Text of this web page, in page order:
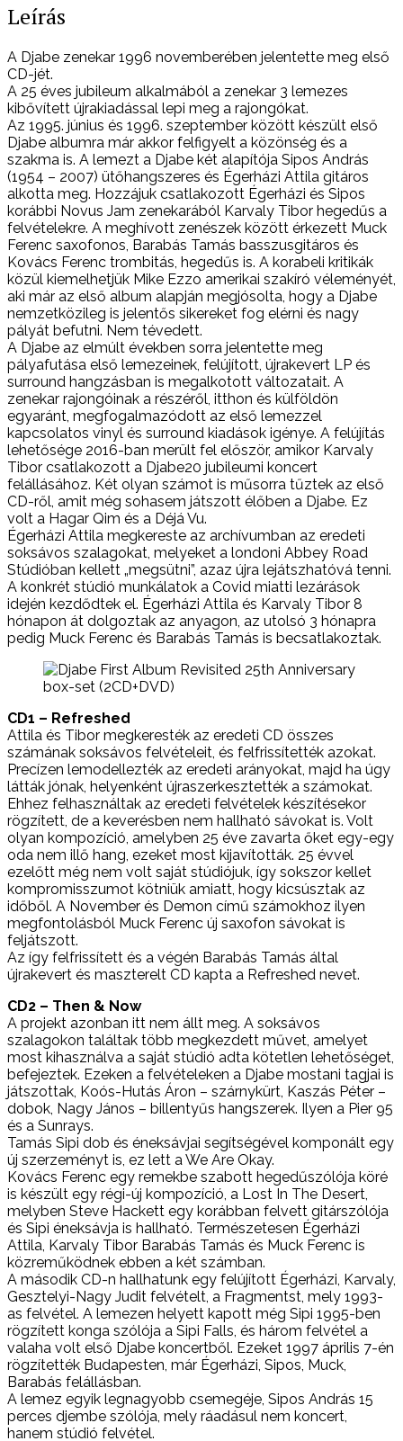
Leírás
A Djabe zenekar 1996 novemberében jelentette meg első
CD-jét.
A 25 éves jubileum alkalmából a zenekar 3 lemezes
kibővített újrakiadással lepi meg a rajongókat.
Az 1995. június és 1996. szeptember között készült első
Djabe albumra már akkor felfigyelt a közönség és a
szakma is. A lemezt a Djabe két alapítója Sipos András
(1954 – 2007) ütőhangszeres és Égerházi Attila gitáros
alkotta meg. Hozzájuk csatlakozott Égerházi és Sipos
korábbi Novus Jam zenekarából Karvaly Tibor hegedűs a
felvételekre. A meghívott zenészek között érkezett Muck
Ferenc saxofonos, Barabás Tamás basszusgitáros és
Kovács Ferenc trombitás, hegedűs is. A korabeli kritikák
közül kiemelhetjük Mike Ezzo amerikai szakíró véleményét,
aki már az első album alapján megjósolta, hogy a Djabe
nemzetközileg is jelentős sikereket fog elérni és nagy
pályát befutni. Nem tévedett.
A Djabe az elmúlt években sorra jelentette meg
pályafutása első lemezeinek, felújított, újrakevert LP és
surround hangzásban is megalkotott változatait. A
zenekar rajongóinak a részéről, itthon és külföldön
egyaránt, megfogalmazódott az első lemezzel
kapcsolatos vinyl és surround kiadások igénye. A felújítás
lehetősége 2016-ban merült fel először, amikor Karvaly
Tibor csatlakozott a Djabe20 jubileumi koncert
felállásához. Két olyan számot is műsorra tűztek az első
CD-ről, amit még sohasem játszott élőben a Djabe. Ez
volt a Hagar Qim és a Déjá Vu.
Égerházi Attila megkereste az archívumban az eredeti
soksávos szalagokat, melyeket a londoni Abbey Road
Stúdióban kellett „megsütni”, azaz újra lejátszhatóvá tenni.
A konkrét stúdió munkálatok a Covid miatti lezárások
idején kezdődtek el. Égerházi Attila és Karvaly Tibor 8
hónapon át dolgoztak az anyagon, az utolsó 3 hónapra
pedig Muck Ferenc és Barabás Tamás is becsatlakoztak.
CD1 – Refreshed
Attila és Tibor megkeresték az eredeti CD összes
számának soksávos felvételeit, és felfrissítették azokat.
Precízen lemodellezték az eredeti arányokat, majd ha úgy
látták jónak, helyenként újraszerkesztették a számokat.
Ehhez felhasználtak az eredeti felvételek készítésekor
rögzített, de a keverésben nem hallható sávokat is. Volt
olyan kompozíció, amelyben 25 éve zavarta őket egy-egy
oda nem illő hang, ezeket most kijavították. 25 évvel
ezelőtt még nem volt saját stúdiójuk, így sokszor kellet
kompromisszumot kötniük amiatt, hogy kicsúsztak az
időből. A November és Demon című számokhoz ilyen
megfontolásból Muck Ferenc új saxofon sávokat is
feljátszott.
Az így felfrissített és a végén Barabás Tamás által
újrakevert és maszterelt CD kapta a Refreshed nevet.
CD2 – Then & Now
A projekt azonban itt nem állt meg. A soksávos
szalagokon találtak több megkezdett művet, amelyet
most kihasználva a saját stúdió adta kötetlen lehetőséget,
befejeztek. Ezeken a felvételeken a Djabe mostani tagjai is
játszottak, Koós-Hutás Áron – szárnykürt, Kaszás Péter –
dobok, Nagy János – billentyűs hangszerek. Ilyen a Pier 95
és a Sunrays.
Tamás Sipi dob és éneksávjai segítségével komponált egy
új szerzeményt is, ez lett a We Are Okay.
Kovács Ferenc egy remekbe szabott hegedűszólója köré
is készült egy régi-új kompozíció, a Lost In The Desert,
melyben Steve Hackett egy korábban felvett gitárszólója
és Sipi éneksávja is hallható. Természetesen Égerházi
Attila, Karvaly Tibor Barabás Tamás és Muck Ferenc is
közreműködnek ebben a két számban.
A második CD-n hallhatunk egy felújított Égerházi, Karvaly,
Gesztelyi-Nagy Judit felvételt, a Fragmentst, mely 1993-
as felvétel. A lemezen helyett kapott még Sipi 1995-ben
rögzített konga szólója a Sipi Falls, és három felvétel a
valaha volt első Djabe koncertből. Ezeket 1997 április 7-én
rögzítették Budapesten, már Égerházi, Sipos, Muck,
Barabás felállásban.
A lemez egyik legnagyobb csemegéje, Sipos András 15
perces djembe szólója, mely ráadásul nem koncert,
hanem stúdió felvétel.